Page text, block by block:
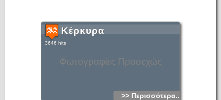
Φωτογραφίες Προσεχώς
Κέρκυρα
3646 hits
>> Περισσότερα...